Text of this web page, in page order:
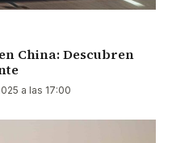
China: Descubren
a las 17:00